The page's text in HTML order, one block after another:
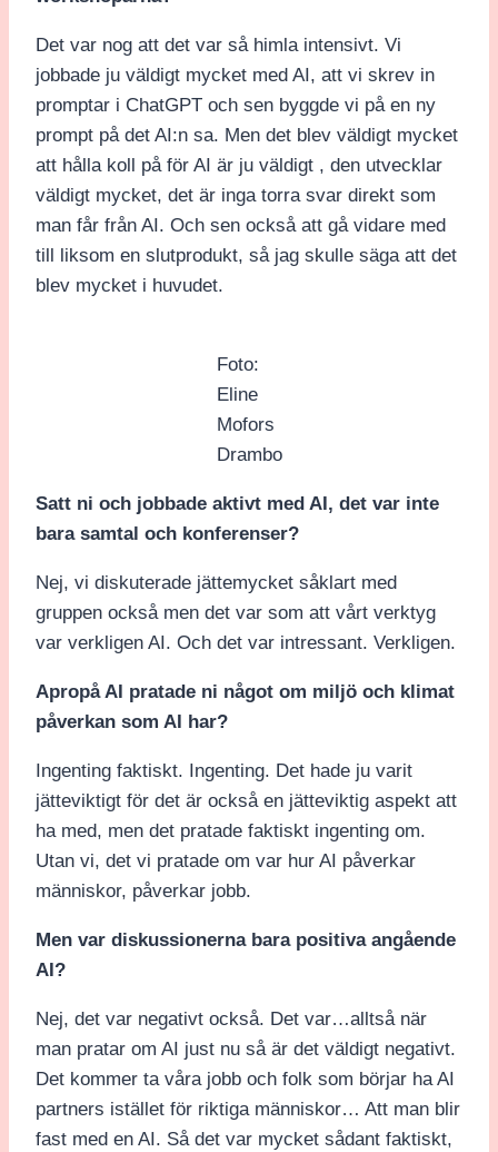
Det var nog att det var så himla intensivt. Vi
jobbade ju väldigt mycket med AI, att vi skrev in
promptar i ChatGPT och sen byggde vi på en ny
prompt på det AI:n sa. Men det blev väldigt mycket
att hålla koll på för AI är ju väldigt , den utvecklar
väldigt mycket, det är inga torra svar direkt som
man får från AI. Och sen också att gå vidare med
till liksom en slutprodukt, så jag skulle säga att det
blev mycket i huvudet.
Foto:
Eline
Mofors
Drambo
Satt ni och jobbade aktivt med AI, det var inte
bara samtal och konferenser?
Nej, vi diskuterade jättemycket såklart med
gruppen också men det var som att vårt verktyg
var verkligen AI. Och det var intressant. Verkligen.
Apropå AI pratade ni något om miljö och klimat
påverkan som AI har?
Ingenting faktiskt. Ingenting. Det hade ju varit
jätteviktigt för det är också en jätteviktig aspekt att
ha med, men det pratade faktiskt ingenting om.
Utan vi, det vi pratade om var hur AI påverkar
människor, påverkar jobb.
Men var diskussionerna bara positiva angående
AI?
Nej, det var negativt också. Det var…alltså när
man pratar om AI just nu så är det väldigt negativt.
Det kommer ta våra jobb och folk som börjar ha AI
partners istället för riktiga människor… Att man blir
fast med en AI. Så det var mycket sådant faktiskt,